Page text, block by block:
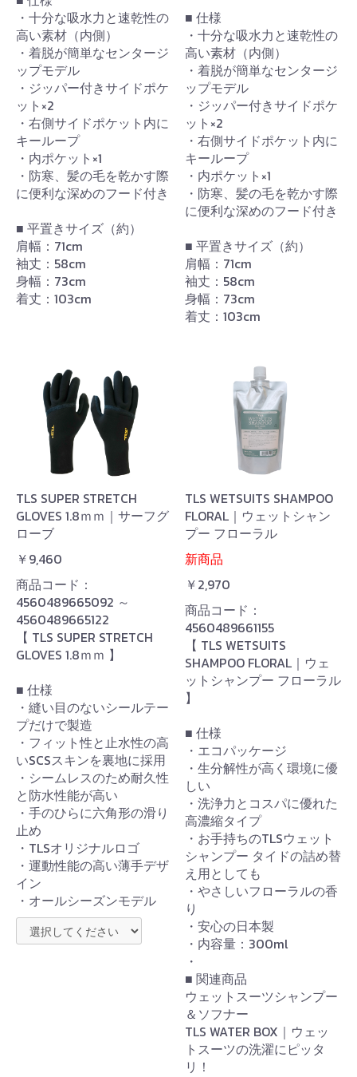
・十分な吸水力と速乾性の
高い素材（内側）
・着脱が簡単なセンタージ
ップモデル
・ジッパー付きサイドポケ
ット×2
・右側サイドポケット内に
キーループ
・内ポケット×1
・防寒、髪の毛を乾かす際
に便利な深めのフード付き
■ 平置きサイズ（約）
肩幅：71cm
袖丈：58cm
身幅：73cm
着丈：103cm
■ 仕様
・十分な吸水力と速乾性の
高い素材（内側）
・着脱が簡単なセンタージ
ップモデル
・ジッパー付きサイドポケ
ット×2
・右側サイドポケット内に
キーループ
・内ポケット×1
・防寒、髪の毛を乾かす際
に便利な深めのフード付き
■ 平置きサイズ（約）
肩幅：71cm
袖丈：58cm
身幅：73cm
着丈：103cm
TLS SUPER STRETCH
GLOVES 1.8ｍｍ｜サーフグ
ローブ
￥9,460
商品コード：
4560489665092 ～
4560489665122
【 TLS SUPER STRETCH
GLOVES 1.8ｍｍ 】
■ 仕様
・縫い目のないシールテー
プだけで製造
・フィット性と止水性の高
いSCSスキンを裏地に採用
・シームレスのため耐久性
と防水性能が高い
・手のひらに六角形の滑り
止め
・TLSオリジナルロゴ
・運動性能の高い薄手デザ
イン
・オールシーズンモデル
TLS WETSUITS SHAMPOO
FLORAL｜ウェットシャン
プー フローラル
新商品
￥2,970
商品コード：
4560489661155
【 TLS WETSUITS
SHAMPOO FLORAL｜ウェ
ットシャンプー フローラル
】
■ 仕様
・エコパッケージ
・生分解性が高く環境に優
しい
・洗浄力とコスパに優れた
高濃縮タイプ
・お手持ちのTLSウェット
シャンプー タイドの詰め替
え用としても
・やさしいフローラルの香
り
・安心の日本製
・内容量：300ml
・
■ 関連商品
ウェットスーツシャンプー
＆ソフナー
TLS WATER BOX｜ウェッ
トスーツの洗濯にピッタ
リ！